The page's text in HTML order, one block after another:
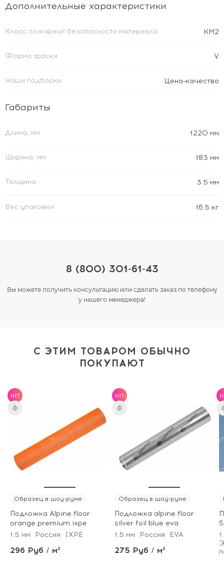
Дополнительные характеристики
Класс пожарной безопасности материала КМ2
Форма фаски V
Наши подборки Цена-качество
Габариты
Длина, мм 1220 мм
Ширина, мм 183 мм
Толщина 3.5 мм
Вес упаковки 16.5 кг
8 (800) 301-61-43
Вы можете получить консультацию или сделать заказ по телефону
у нашего менеджера!
С ЭТИМ ТОВАРОМ ОБЫЧНО
ПОКУПАЮТ
HIT
Образец в шоу-руме
Подложка Alpine floor
orange premium ixpe
1.5 мм
Россия IXPE
296 Руб / м²
HIT
Образец в шоу-руме
Подложка alpine floor
silver foil blue eva
1.5 мм
Россия EVA
275 Руб / м²